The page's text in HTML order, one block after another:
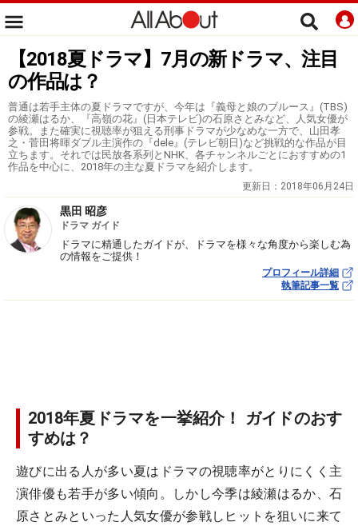
【2018夏ドラマ】7月の新ドラマ、注目
の作品は？
普通は若手主体の夏ドラマですが、今年は『義母と娘のブルース』(TBS)
の綾瀬はるか、『高嶺の花』(日本テレビ)の石原さとみなど、人気女優が
参戦。また確実に視聴率が狙える刑事ドラマが少なめな一方で、山田孝
之・菅田将暉ダブル主演作の『dele』(テレビ朝日)など挑戦的な作品が目
立ちます。それでは民放各系列とNHK、各チャンネルごとにおすすめの1
作品を中心に、2018年の主な夏ドラマを紹介します。
更新日： 2018年06月24日
黒田 昭彦
ドラマ ガイド
ドラマに精通したガイドが、ドラマを様々な角度から楽しむ為
の情報をご提供！
プロフィール詳細
執筆記事一覧
2018年夏ドラマを一挙紹介！ ガイドのおす
すめは？
遊びに出る人が多い夏はドラマの視聴率がとりにくく主
演俳優も若手が多い傾向。しかし今季は綾瀬はるか、石
原さとみといった人気女優が参戦しヒットを狙いに来て